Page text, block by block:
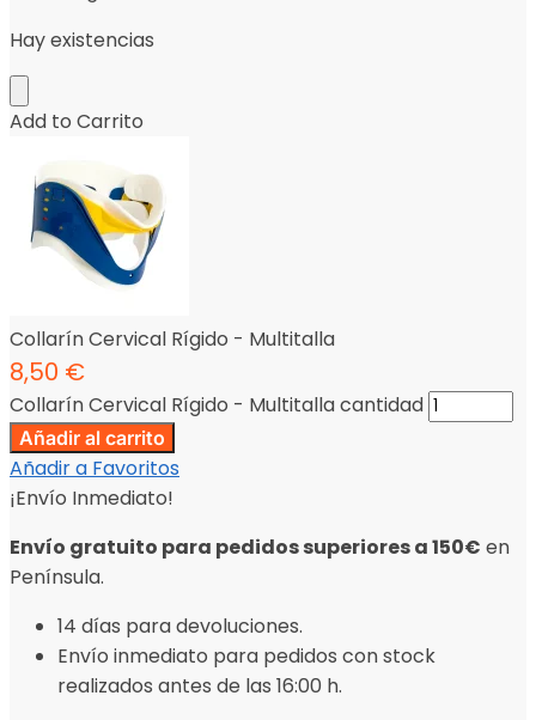
Hay existencias
Add to Carrito
Collarín Cervical Rígido - Multitalla
8,50 €
Collarín Cervical Rígido - Multitalla cantidad
Añadir al carrito
Añadir a Favoritos
¡Envío Inmediato!
Envío gratuito para pedidos superiores a 150€ en
Península.
14 días para devoluciones.
Envío inmediato para pedidos con stock
realizados antes de las 16:00 h.